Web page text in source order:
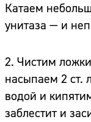
Катаем
унитаза — и
2. Чистим
насыпаем 2 ст.
водой и
заблестит и